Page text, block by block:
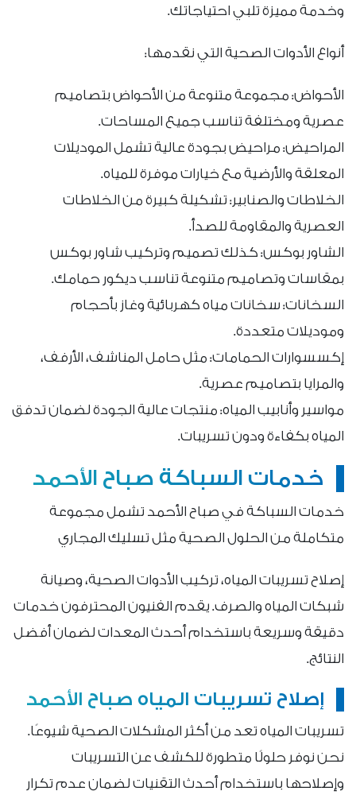
وخدمة مميزة تلبي احتياجاتك.
أنواع الأدوات الصحية التي نقدمها:
الأحواض: مجموعة متنوعة من الأحواض بتصاميم
عصرية ومختلفة تناسب جميع المساحات.
المراحيض: مراحيض بجودة عالية تشمل الموديلات
المعلقة والأرضية مع خيارات موفرة للمياه.
الخلاطات والصنابير: تشكيلة كبيرة من الخلاطات
العصرية والمقاومة للصدأ.
الشاور بوكس: كذلك تصميم وتركيب شاور بوكس
بمقاسات وتصاميم متنوعة تناسب ديكور حمامك.
السخانات: سخانات مياه كهربائية وغاز بأحجام
وموديلات متعددة.
إكسسوارات الحمامات: مثل حامل المناشف، الأرفف،
والمرايا بتصاميم عصرية.
مواسير وأنابيب المياه: منتجات عالية الجودة لضمان تدفق
المياه بكفاءة ودون تسريبات.
خدمات السباكة صباح الأحمد
خدمات السباكة في صباح الأحمد تشمل مجموعة
متكاملة من الحلول الصحية مثل تسليك المجاري
إصلاح تسريبات المياه، تركيب الأدوات الصحية، وصيانة
شبكات المياه والصرف. يقدم الفنيون المحترفون خدمات
دقيقة وسريعة باستخدام أحدث المعدات لضمان أفضل
النتائج.
إصلاح تسريبات المياه صباح الأحمد
تسريبات المياه تعد من أكثر المشكلات الصحية شيوعًا.
نحن نوفر حلولًا متطورة للكشف عن التسريبات
وإصلاحها باستخدام أحدث التقنيات لضمان عدم تكرار